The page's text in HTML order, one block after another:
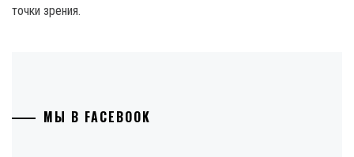
точки зрения.
МЫ В FACEBOOK